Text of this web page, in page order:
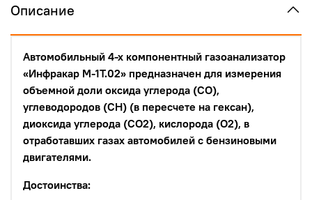
Описание
Автомобильный 4-х компонентный газоанализатор
«Инфракар М-1Т.02» предназначен для измерения
объемной доли оксида углерода (СО),
углеводородов (CН) (в пересчете на гексан),
диоксида углерода (СО2), кислорода (О2), в
отработавших газах автомобилей с бензиновыми
двигателями.
Достоинства: